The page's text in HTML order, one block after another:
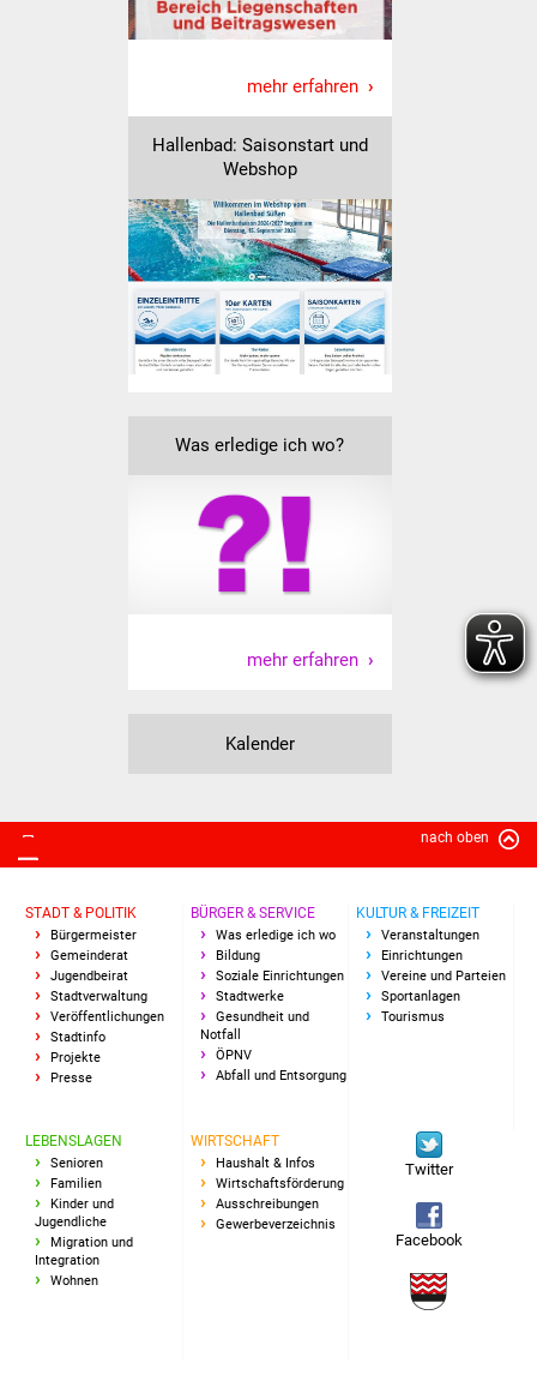
Bürgerinfos
Bildung
Schulen
Kindergärten
Kolping-Musikschule
Volkshochschule
Soziale Einrichtungen
Kirchen
Lokale Agenda
Jugendhaus
Kinder- und
Stadtwerke
Gesundheit und Notfall
Ärzte und Apotheken
Pflege von Angehörigen
Hitzewarnung / UV-
ÖPNV
Bürgerbus (MOBS)
Abfall und Entsorgung
mehr erfahren
Hallenbad: Saisonstart und
Webshop
Was erledige ich wo?
mehr erfahren
Kalender
nach oben
STADT & POLITIK
Bürgermeister
Gemeinderat
Jugendbeirat
Stadtverwaltung
Veröffentlichungen
Stadtinfo
Projekte
Presse
BÜRGER & SERVICE
Was erledige ich wo
Bildung
Soziale Einrichtungen
Stadtwerke
Gesundheit und
Notfall
ÖPNV
Abfall und Entsorgung
KULTUR & FREIZEIT
Veranstaltungen
Einrichtungen
Vereine und Parteien
Sportanlagen
Tourismus
LEBENSLAGEN
Senioren
Familien
Kinder und
Jugendliche
Migration und
Integration
Wohnen
WIRTSCHAFT
Haushalt & Infos
Wirtschaftsförderung
Ausschreibungen
Gewerbeverzeichnis
Twitter
Facebook